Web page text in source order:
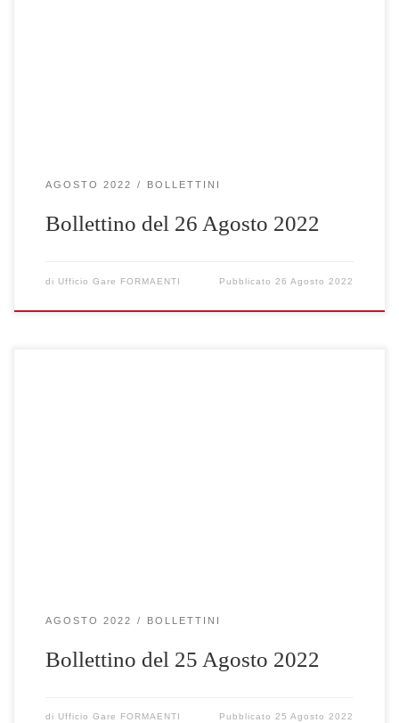
AGOSTO 2022 BOLLETTINI
Bollettino del 26 Agosto 2022
di Ufficio Gare FORMAENTI Pubblicato26 Agosto 2022
AGOSTO 2022 BOLLETTINI
Bollettino del 25 Agosto 2022
di Ufficio Gare FORMAENTI Pubblicato25 Agosto 2022